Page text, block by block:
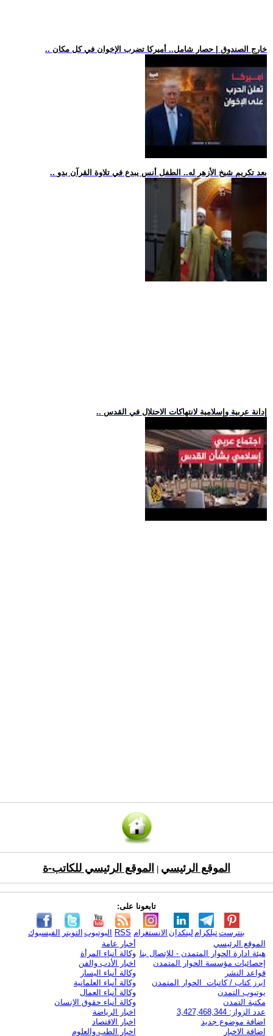
.. خارج الصندوق | حصار شامل.. أميركا تضرب الإخوان في كل مكان
.. بعد تكريم شيخ الأزهر له.. الطفل أنس يبدع في تلاوة القرآن بدو
.. إدانة عربية وإسلامية لانتهاكات الاحتلال في القدس
الموقع الرئيسي الموقع الرئيسي للكاتب-ة
تابعونا على:
الفيسبوك التويتر اليوتيوب RSS الانستغرام لينكدإن تيلكرامبنترست
الموقع الرئيسي
هيئة ادارة الحوار المتمدن - للإتصال بنا
إحصائيات مؤسسة الحوار المتمدن
قواعد النشر
ابرز كتاب / كاتبات الحوار المتمدن
يوتيوب التمدن
مكتبة التمدن
عدد الزوار: 3,427,468,344
اضافة موضوع جديد
اضافة الاخبار
أخبار عامة
وكالة أنباء المرأة
اخبار الأدب والفن
وكالة أنباء اليسار
وكالة أنباء العلمانية
وكالة أنباء العمال
وكالة أنباء حقوق الإنسان
اخبار الرياضة
اخبار الاقتصاد
اخبار الطب والعلوم